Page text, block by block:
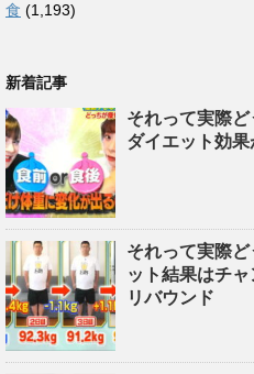
食 (1,193)
新着記事
それって実際
ダイエット効
それって実際
ット結果はチ
リバウンド